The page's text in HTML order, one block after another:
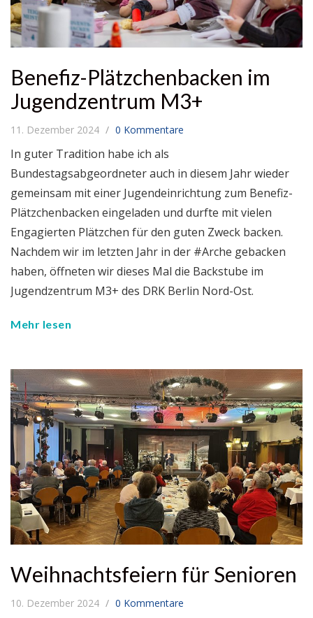
Benefiz-Plätzchenbacken im
Jugendzentrum M3+
11. Dezember 2024 0 Kommentare
In guter Tradition habe ich als
Bundestagsabgeordneter auch in diesem Jahr wieder
gemeinsam mit einer Jugendeinrichtung zum Benefiz-
Plätzchenbacken eingeladen und durfte mit vielen
Engagierten Plätzchen für den guten Zweck backen.
Nachdem wir im letzten Jahr in der #Arche gebacken
haben, öffneten wir dieses Mal die Backstube im
Jugendzentrum M3+ des DRK Berlin Nord-Ost.
Mehr lesen
Weihnachtsfeiern für Senioren
10. Dezember 2024 0 Kommentare